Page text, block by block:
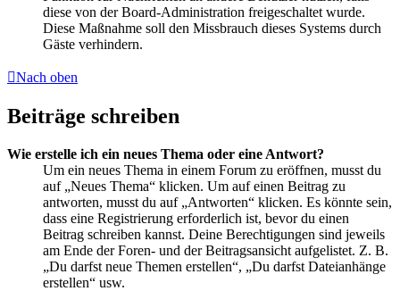
diese von der Board-Administration freigeschaltet wurde.
Diese Maßnahme soll den Missbrauch dieses Systems durch
Gäste verhindern.
Nach oben
Beiträge schreiben
Wie erstelle ich ein neues Thema oder eine Antwort?
Um ein neues Thema in einem Forum zu eröffnen, musst du
auf „Neues Thema“ klicken. Um auf einen Beitrag zu
antworten, musst du auf „Antworten“ klicken. Es könnte sein,
dass eine Registrierung erforderlich ist, bevor du einen
Beitrag schreiben kannst. Deine Berechtigungen sind jeweils
am Ende der Foren- und der Beitragsansicht aufgelistet. Z. B.
„Du darfst neue Themen erstellen“, „Du darfst Dateianhänge
erstellen“ usw.